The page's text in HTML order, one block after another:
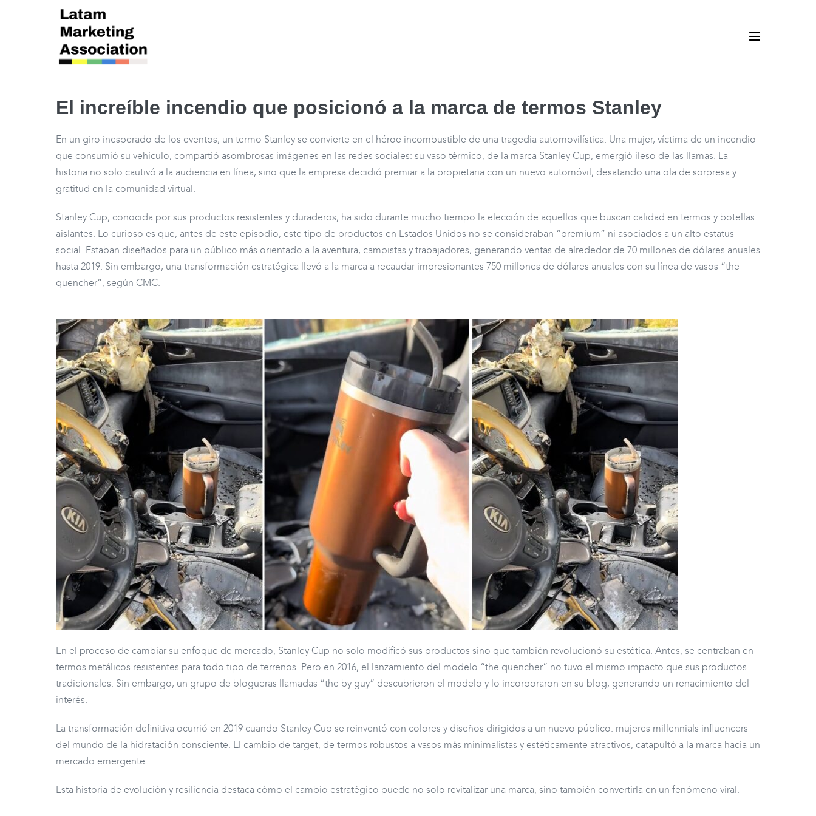
El increíble incendio que posicionó a la marca de termos Stanley
En un giro inesperado de los eventos, un termo Stanley se convierte en el héroe incombustible de una tragedia automovilística. Una mujer, víctima de un incendio
que consumió su vehículo, compartió asombrosas imágenes en las redes sociales: su vaso térmico, de la marca Stanley Cup, emergió ileso de las llamas. La
historia no solo cautivó a la audiencia en línea, sino que la empresa decidió premiar a la propietaria con un nuevo automóvil, desatando una ola de sorpresa y
gratitud en la comunidad virtual.
Stanley Cup, conocida por sus productos resistentes y duraderos, ha sido durante mucho tiempo la elección de aquellos que buscan calidad en termos y botellas
aislantes. Lo curioso es que, antes de este episodio, este tipo de productos en Estados Unidos no se consideraban “premium” ni asociados a un alto estatus
social. Estaban diseñados para un público más orientado a la aventura, campistas y trabajadores, generando ventas de alrededor de 70 millones de dólares anuales
hasta 2019. Sin embargo, una transformación estratégica llevó a la marca a recaudar impresionantes 750 millones de dólares anuales con su línea de vasos “the
quencher”, según CMC.
En el proceso de cambiar su enfoque de mercado, Stanley Cup no solo modificó sus productos sino que también revolucionó su estética. Antes, se centraban en
termos metálicos resistentes para todo tipo de terrenos. Pero en 2016, el lanzamiento del modelo “the quencher” no tuvo el mismo impacto que sus productos
tradicionales. Sin embargo, un grupo de blogueras llamadas “the by guy” descubrieron el modelo y lo incorporaron en su blog, generando un renacimiento del
interés.
La transformación definitiva ocurrió en 2019 cuando Stanley Cup se reinventó con colores y diseños dirigidos a un nuevo público: mujeres millennials influencers
del mundo de la hidratación consciente. El cambio de target, de termos robustos a vasos más minimalistas y estéticamente atractivos, catapultó a la marca hacia un
mercado emergente.
Esta historia de evolución y resiliencia destaca cómo el cambio estratégico puede no solo revitalizar una marca, sino también convertirla en un fenómeno viral.